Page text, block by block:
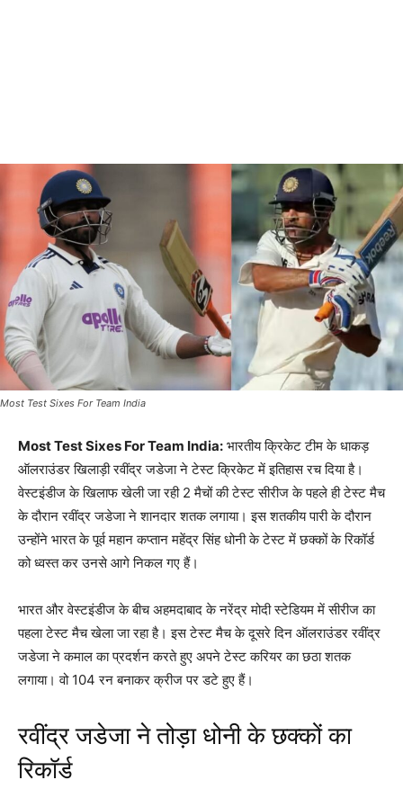
Most Test Sixes For Team India
Most Test Sixes For Team India: भारतीय क्रिकेट टीम के धाकड़
ऑलराउंडर खिलाड़ी रवींद्र जडेजा ने टेस्ट क्रिकेट में इतिहास रच दिया है।
वेस्टइंडीज के खिलाफ खेली जा रही 2 मैचों की टेस्ट सीरीज के पहले ही टेस्ट मैच
के दौरान रवींद्र जडेजा ने शानदार शतक लगाया। इस शतकीय पारी के दौरान
उन्होंने भारत के पूर्व महान कप्तान महेंद्र सिंह धोनी के टेस्ट में छक्कों के रिकॉर्ड
को ध्वस्त कर उनसे आगे निकल गए हैं।
भारत और वेस्टइंडीज के बीच अहमदाबाद के नरेंद्र मोदी स्टेडियम में सीरीज का
पहला टेस्ट मैच खेला जा रहा है। इस टेस्ट मैच के दूसरे दिन ऑलराउंडर रवींद्र
जडेजा ने कमाल का प्रदर्शन करते हुए अपने टेस्ट करियर का छठा शतक
लगाया। वो 104 रन बनाकर क्रीज पर डटे हुए हैं।
रवींद्र जडेजा ने तोड़ा धोनी के छक्कों का
रिकॉर्ड